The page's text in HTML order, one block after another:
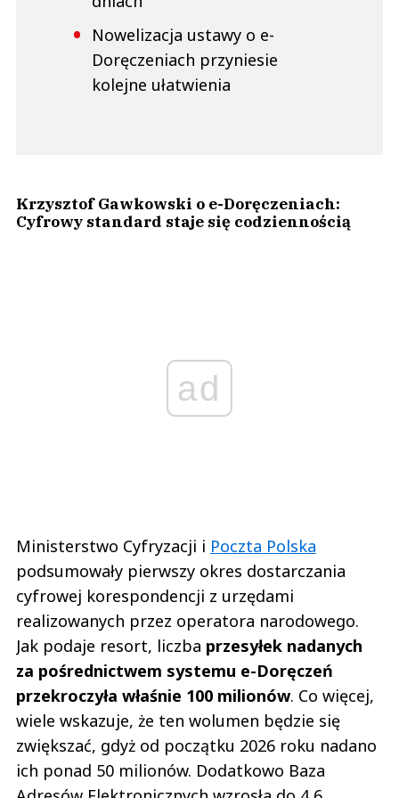
Nowelizacja ustawy o e-
Doręczeniach przyniesie
kolejne ułatwienia
Krzysztof Gawkowski o e-Doręczeniach:
Cyfrowy standard staje się codziennością
ad
Ministerstwo Cyfryzacji i Poczta Polska
podsumowały pierwszy okres dostarczania
cyfrowej korespondencji z urzędami
realizowanych przez operatora narodowego.
Jak podaje resort, liczba przesyłek nadanych
za pośrednictwem systemu e-Doręczeń
przekroczyła właśnie 100 milionów. Co więcej,
wiele wskazuje, że ten wolumen będzie się
zwiększać, gdyż od początku 2026 roku nadano
ich ponad 50 milionów. Dodatkowo Baza